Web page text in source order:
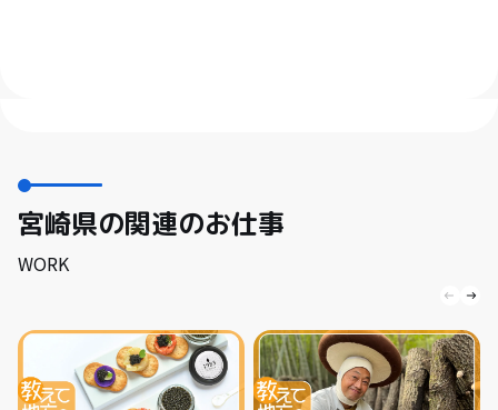
宮崎県の関連のお仕事
WORK